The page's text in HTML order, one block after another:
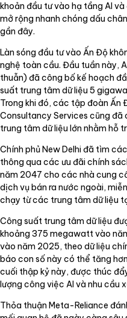
khoản đầu tư vào hạ tầng AI
mở rộng nhanh chóng dấu
gần đây.
Làn sóng đầu tư vào Ấn Độ
nghệ toàn cầu. Đầu tuần này,
thuẫn) đã công bố kế hoạch
suất trung tâm dữ liệu 5
Trong khi đó, các tập đoàn Ấn
Consultancy Services cũng
trung tâm dữ liệu lớn nhằm hỗ
Chính phủ New Delhi đã tìm
thông qua các ưu đãi chính
năm 2047 cho các nhà cung
dịch vụ bán ra nước ngoài,
chạy từ các trung tâm dữ liệu
Công suất trung tâm dữ liệu
khoảng 375 megawatt vào
vào năm 2025, theo dữ liệu
báo con số này có thể tăng
cuối thập kỷ này, được thúc
lượng công việc AI và nhu cầu
Thỏa thuận Meta-Reliance